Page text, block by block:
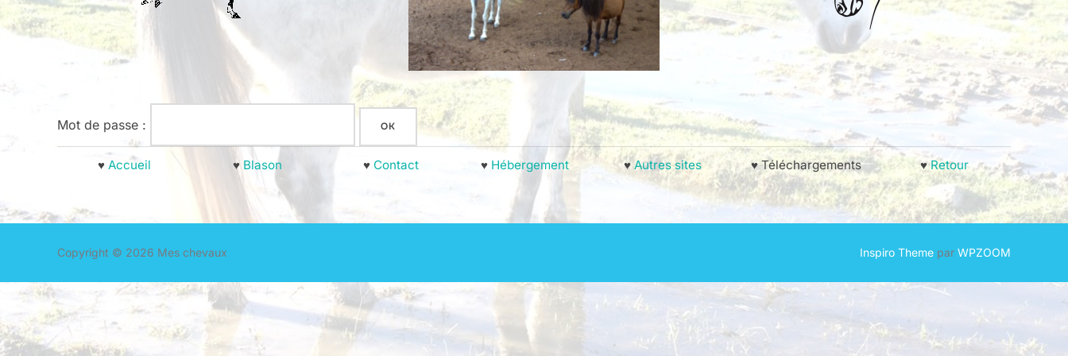
Mot de passe :
♥ Accueil ♥ Blason ♥ Contact ♥ Hébergement ♥Autres sites ♥ Téléchargements ♥Retour
Copyright © 2026 Mes chevaux Inspiro Theme par WPZOOM